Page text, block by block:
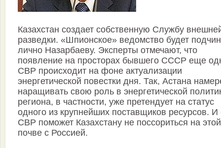
Казахстан создает собственную Службу
разведки. «Шпионское» ведомство будет
лично Назарбаеву. Эксперты отмечают, что
появление на просторах бывшего СССР еще
СВР происходит на фоне актуализации
энергетической повестки дня. Так, Астана
наращивать свою роль в энергетической
региона, в частности, уже претендует на статус
одного из крупнейших поставщиков ресурсов. И
СВР поможет Казахстану не поссориться на этой
почве с Россией.